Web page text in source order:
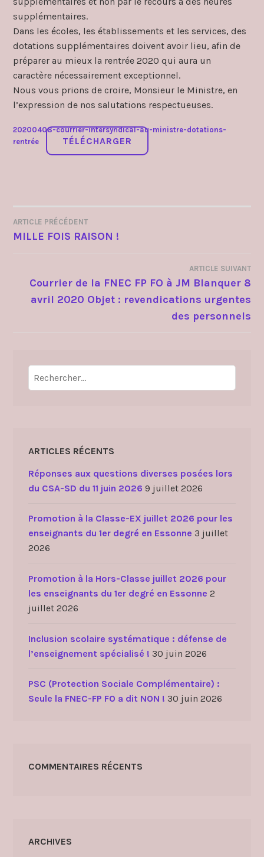
supplémentaires.
Dans les écoles, les établissements et les services, des
dotations supplémentaires doivent avoir lieu, afin de
préparer au mieux la rentrée 2020 qui aura un
caractère nécessairement exceptionnel.
Nous vous prions de croire, Monsieur le Ministre, en
l’expression de nos salutations respectueuses.
20200408-courrier-intersyndical-au-ministre-dotations-
rentrée
TÉLÉCHARGER
NAVIGATION
L’ARTICLE
ARTICLE PRÉCÉDENT
MILLE FOIS RAISON !
ARTICLE SUIVANT
Courrier de la FNEC FP FO à JM Blanquer 8
avril 2020 Objet : revendications urgentes
des personnels
Rechercher :
ARTICLES RÉCENTS
Réponses aux questions diverses posées lors
du CSA-SD du 11 juin 2026 9 juillet 2026
Promotion à la Classe-EX juillet 2026 pour les
enseignants du 1er degré en Essonne 3 juillet
2026
Promotion à la Hors-Classe juillet 2026 pour
les enseignants du 1er degré en Essonne 2
juillet 2026
Inclusion scolaire systématique : défense de
l’enseignement spécialisé ! 30 juin 2026
PSC (Protection Sociale Complémentaire) :
Seule la FNEC-FP FO a dit NON ! 30 juin 2026
COMMENTAIRES RÉCENTS
ARCHIVES